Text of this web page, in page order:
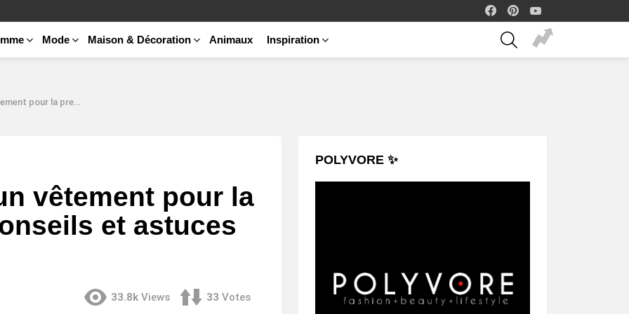
facebook
Mode Maison & Décoration Animaux Inspiration
SEARCH
fois : conseils et astuces pratiques
vêtement pour la
et astuces
33.8k Views 33 Votes
POLYVORE ✨